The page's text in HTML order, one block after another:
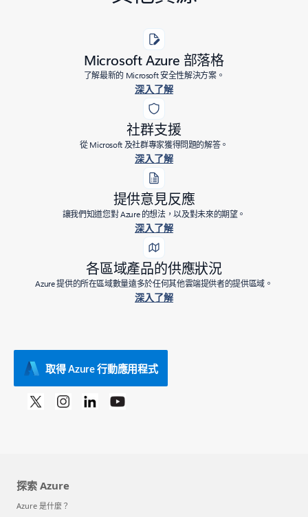
Microsoft Azure 部落格
了解最新的 Microsoft 安全性解決方案。
深入了解
社群支援
從 Microsoft 及社群專家獲得問題的解答。
深入了解
提供意見反應
讓我們知道您對 Azure 的想法，以及對未來的期望。
深入了解
各區域產品的供應狀況
Azure 提供的所在區域數量遠多於任何其他雲端提供者的提供區域。
深入了解
取得 Azure 行動應用程式
探索 Azure
Azure 是什麼？